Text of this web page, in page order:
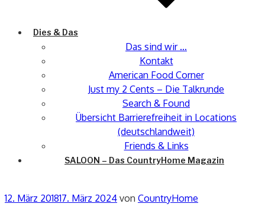
Dies & Das
Das sind wir …
Kontakt
American Food Corner
Just my 2 Cents – Die Talkrunde
Search & Found
Übersicht Barrierefreiheit in Locations
(deutschlandweit)
Friends & Links
SALOON – Das CountryHome Magazin
Veröffentlicht
12. März 201817. März 2024 von CountryHome